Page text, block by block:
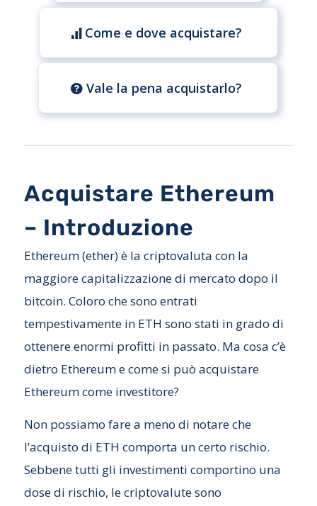
Come e dove acquistare?
Vale la pena acquistarlo?
Acquistare Ethereum
– Introduzione
Ethereum (ether) è la criptovaluta con la
maggiore capitalizzazione di mercato dopo il
bitcoin. Coloro che sono entrati
tempestivamente in ETH sono stati in grado di
ottenere enormi profitti in passato. Ma cosa c’è
dietro Ethereum e come si può acquistare
Ethereum come investitore?
Non possiamo fare a meno di notare che
l’acquisto di ETH comporta un certo rischio.
Sebbene tutti gli investimenti comportino una
dose di rischio, le criptovalute sono